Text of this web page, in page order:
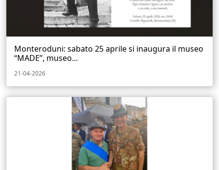
Monteroduni: sabato 25 aprile si inaugura il museo
“MADE”, museo...
21-04-2026